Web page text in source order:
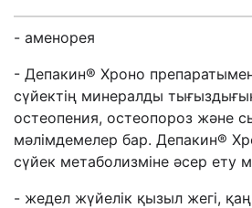
- аменорея
- Депакин® Хроно
сүйектің минералды
остеопения, остеопороз және
мәлімдемелер бар. Депакин®
сүйек метаболизміне әсер ету
- жедел жүйелік қызыл жегі,